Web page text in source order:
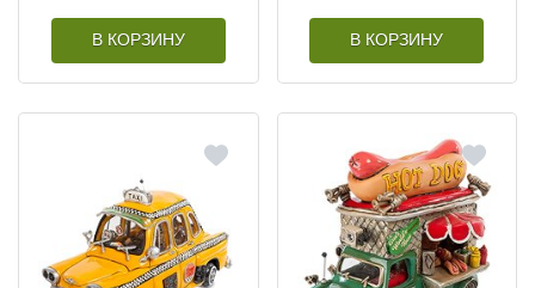
В КОРЗИНУ В КОРЗИНУ